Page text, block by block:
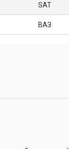
SAT
ВАЗ